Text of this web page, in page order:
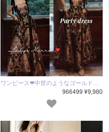
ワンピース❤中世のようなゴールド…
966499 ¥9,980